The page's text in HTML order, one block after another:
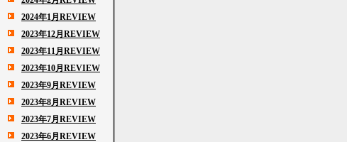
2024年1月REVIEW
2023年12月REVIEW
2023年11月REVIEW
2023年10月REVIEW
2023年9月REVIEW
2023年8月REVIEW
2023年7月REVIEW
2023年6月REVIEW